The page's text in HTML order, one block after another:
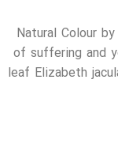
Natural Colour
of suffering and
leaf Elizabeth